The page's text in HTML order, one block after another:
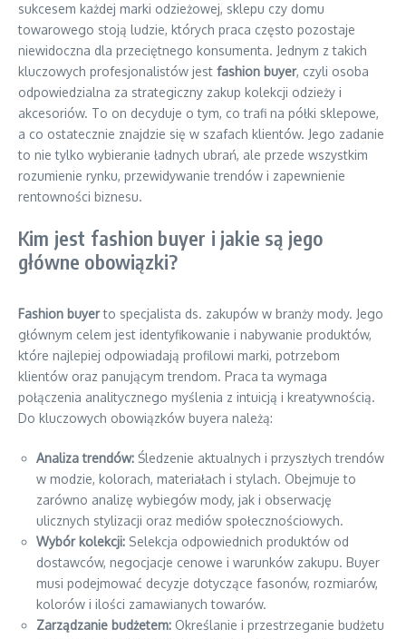
sukcesem każdej marki odzieżowej, sklepu czy domu
towarowego stoją ludzie, których praca często pozostaje
niewidoczna dla przeciętnego konsumenta. Jednym z takich
kluczowych profesjonalistów jest fashion buyer, czyli osoba
odpowiedzialna za strategiczny zakup kolekcji odzieży i
akcesoriów. To on decyduje o tym, co trafi na półki sklepowe,
a co ostatecznie znajdzie się w szafach klientów. Jego zadanie
to nie tylko wybieranie ładnych ubrań, ale przede wszystkim
rozumienie rynku, przewidywanie trendów i zapewnienie
rentowności biznesu.
Kim jest fashion buyer i jakie są jego
główne obowiązki?
Fashion buyerto specjalista ds. zakupów w branży mody. Jego
głównym celem jest identyfikowanie i nabywanie produktów,
które najlepiej odpowiadają profilowi marki, potrzebom
klientów oraz panującym trendom. Praca ta wymaga
połączenia analitycznego myślenia z intuicją i kreatywnością.
Do kluczowych obowiązków buyera należą:
Analiza trendów: Śledzenie aktualnych i przyszłych trendów
w modzie, kolorach, materiałach i stylach. Obejmuje to
zarówno analizę wybiegów mody, jak i obserwację
ulicznych stylizacji oraz mediów społecznościowych.
Wybór kolekcji: Selekcja odpowiednich produktów od
dostawców, negocjacje cenowe i warunków zakupu. Buyer
musi podejmować decyzje dotyczące fasonów, rozmiarów,
kolorów i ilości zamawianych towarów.
Zarządzanie budżetem: Określanie i przestrzeganie budżetu